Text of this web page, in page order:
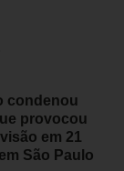
condenou
provocou
em 21
São Paulo